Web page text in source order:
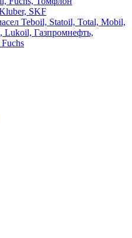
SKF
Teboil, Statoil, Total, Mobil,
Lukoil, Газпромнефть,